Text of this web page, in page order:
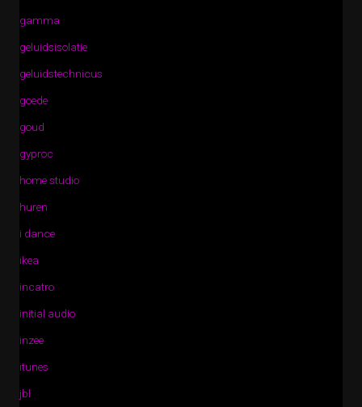
gamma
geluidsisolatie
geluidstechnicus
goede
goud
gyproc
home studio
huren
i dance
ikea
incatro
initial audio
inzee
itunes
jbl